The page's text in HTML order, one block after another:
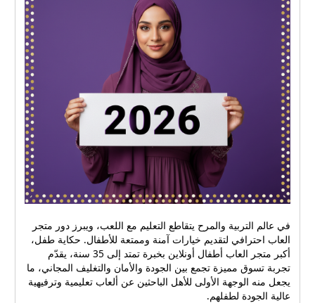
في عالم التربية والمرح يتقاطع التعليم مع اللعب، ويبرز دور متجر
العاب احترافي لتقديم خيارات آمنة وممتعة للأطفال. حكاية طفل،
أكبر متجر العاب أطفال أونلاين بخبرة تمتد إلى 35 سنة، يقدّم
تجربة تسوق مميزة تجمع بين الجودة والأمان والتغليف المجاني، ما
يجعل منه الوجهة الأولى للأهل الباحثين عن ألعاب تعليمية وترفيهية
عالية الجودة لطفلهم.